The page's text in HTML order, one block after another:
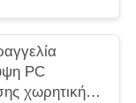
PC
χωρητικής